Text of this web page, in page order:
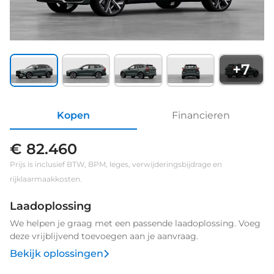
+7
Kopen Financieren
€ 82.460
Prijs is inclusief BTW, BPM, leges, verwijderingsbijdrage en
rijklaarmaakkosten.
Laadoplossing
We helpen je graag met een passende laadoplossing. Voeg
deze vrijblijvend toevoegen aan je aanvraag.
Bekijk oplossingen